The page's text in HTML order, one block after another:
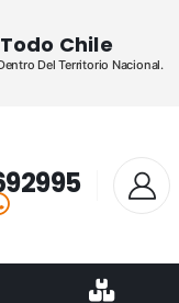
Chile
Del Territorio Nacional.